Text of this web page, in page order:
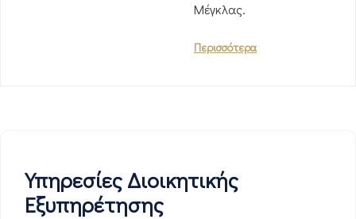
Μέγκλας.
Περισσότερα
Υπηρεσίες Διοικητικής
Εξυπηρέτησης